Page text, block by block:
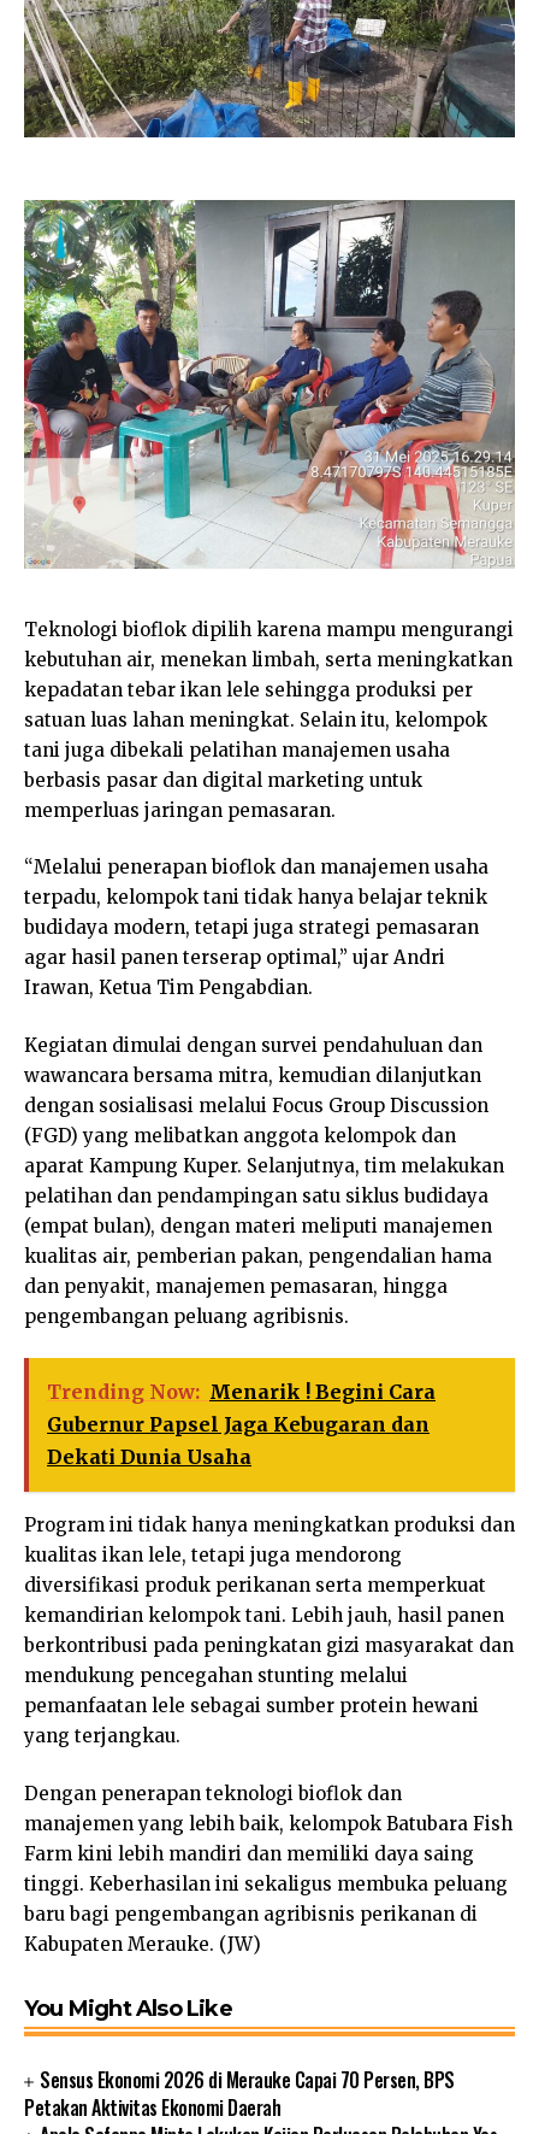
Teknologi bioflok dipilih karena mampu mengurangi
kebutuhan air, menekan limbah, serta meningkatkan
kepadatan tebar ikan lele sehingga produksi per
satuan luas lahan meningkat. Selain itu, kelompok
tani juga dibekali pelatihan manajemen usaha
berbasis pasar dan digital marketing untuk
memperluas jaringan pemasaran.
“Melalui penerapan bioflok dan manajemen usaha
terpadu, kelompok tani tidak hanya belajar teknik
budidaya modern, tetapi juga strategi pemasaran
agar hasil panen terserap optimal,” ujar Andri
Irawan, Ketua Tim Pengabdian.
Kegiatan dimulai dengan survei pendahuluan dan
wawancara bersama mitra, kemudian dilanjutkan
dengan sosialisasi melalui Focus Group Discussion
(FGD) yang melibatkan anggota kelompok dan
aparat Kampung Kuper. Selanjutnya, tim melakukan
pelatihan dan pendampingan satu siklus budidaya
(empat bulan), dengan materi meliputi manajemen
kualitas air, pemberian pakan, pengendalian hama
dan penyakit, manajemen pemasaran, hingga
pengembangan peluang agribisnis.
Trending Now: Menarik ! Begini Cara
Gubernur Papsel Jaga Kebugaran dan
Dekati Dunia Usaha
Program ini tidak hanya meningkatkan produksi dan
kualitas ikan lele, tetapi juga mendorong
diversifikasi produk perikanan serta memperkuat
kemandirian kelompok tani. Lebih jauh, hasil panen
berkontribusi pada peningkatan gizi masyarakat dan
mendukung pencegahan stunting melalui
pemanfaatan lele sebagai sumber protein hewani
yang terjangkau.
Dengan penerapan teknologi bioflok dan
manajemen yang lebih baik, kelompok Batubara Fish
Farm kini lebih mandiri dan memiliki daya saing
tinggi. Keberhasilan ini sekaligus membuka peluang
baru bagi pengembangan agribisnis perikanan di
Kabupaten Merauke. (JW)
You Might Also Like
Sensus Ekonomi 2026 di Merauke Capai 70 Persen, BPS
Petakan Aktivitas Ekonomi Daerah